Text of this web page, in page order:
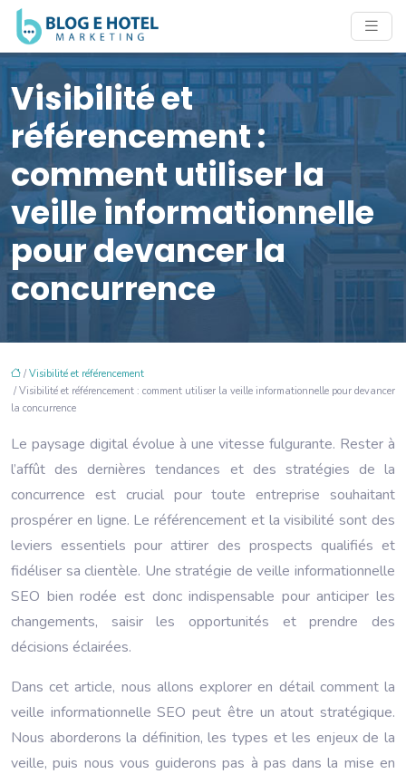
Visibilité et
référencement :
comment utiliser la
veille informationnelle
pour devancer la
concurrence
/ Visibilité et référencement
/ Visibilité et référencement : comment utiliser la veille informationnelle pour devancer
la concurrence
Le paysage digital évolue à une vitesse fulgurante. Rester à
l’affût des dernières tendances et des stratégies de la
concurrence est crucial pour toute entreprise souhaitant
prospérer en ligne. Le référencement et la visibilité sont des
leviers essentiels pour attirer des prospects qualifiés et
fidéliser sa clientèle. Une stratégie de veille informationnelle
SEO bien rodée est donc indispensable pour anticiper les
changements, saisir les opportunités et prendre des
décisions éclairées.
Dans cet article, nous allons explorer en détail comment la
veille informationnelle SEO peut être un atout stratégique.
Nous aborderons la définition, les types et les enjeux de la
veille, puis nous vous guiderons pas à pas dans la mise en